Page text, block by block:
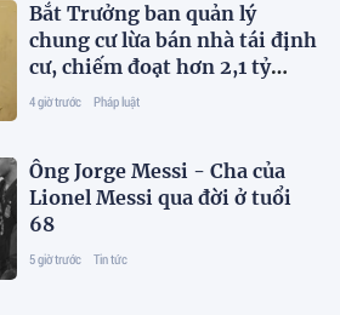
Bắt Trưởng ban quản lý
chung cư lừa bán nhà tái định
cư, chiếm đoạt hơn 2,1 tỷ
đồng
4 giờ trước Pháp luật
Ông Jorge Messi - Cha của
Lionel Messi qua đời ở tuổi
68
5 giờ trước Tin tức